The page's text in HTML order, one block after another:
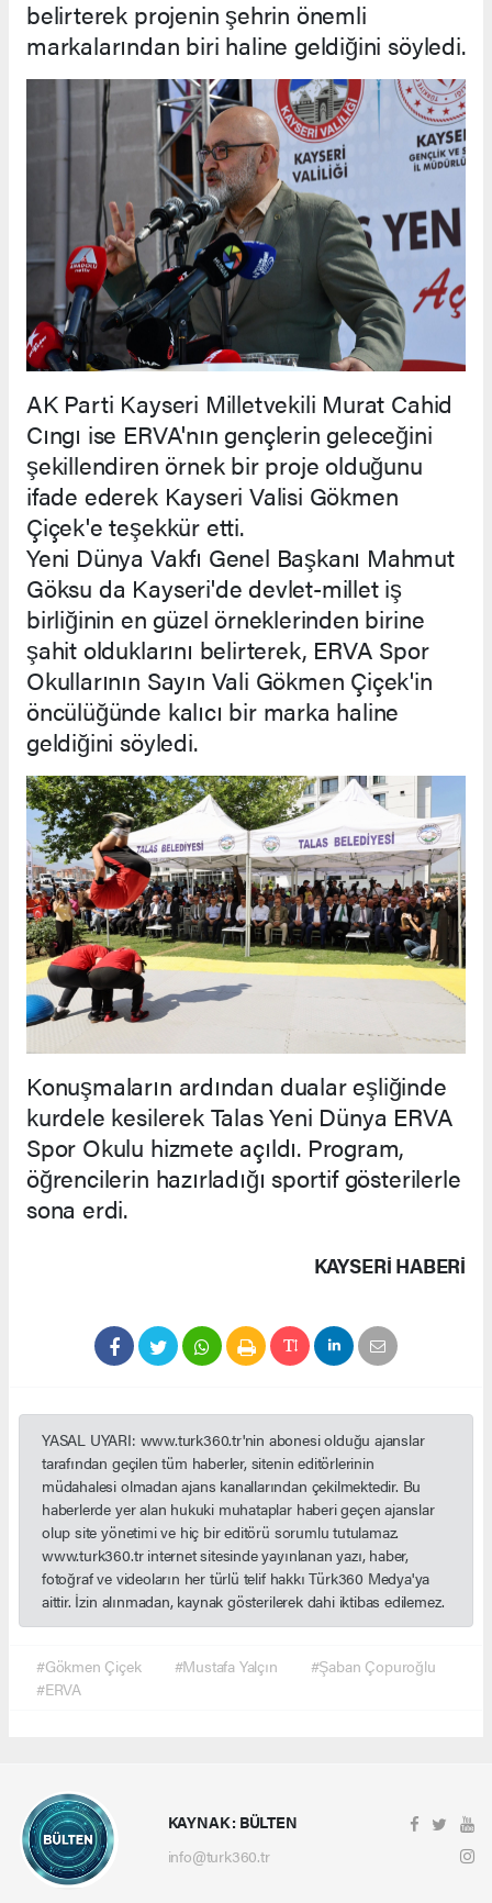
belirterek projenin şehrin önemli
markalarından biri haline geldiğini söyledi.
AK Parti Kayseri Milletvekili Murat Cahid
Cıngı ise ERVA'nın gençlerin geleceğini
şekillendiren örnek bir proje olduğunu
ifade ederek Kayseri Valisi Gökmen
Çiçek'e teşekkür etti.
Yeni Dünya Vakfı Genel Başkanı Mahmut
Göksu da Kayseri'de devlet-millet iş
birliğinin en güzel örneklerinden birine
şahit olduklarını belirterek, ERVA Spor
Okullarının Sayın Vali Gökmen Çiçek'in
öncülüğünde kalıcı bir marka haline
geldiğini söyledi.
Konuşmaların ardından dualar eşliğinde
kurdele kesilerek Talas Yeni Dünya ERVA
Spor Okulu hizmete açıldı. Program,
öğrencilerin hazırladığı sportif gösterilerle
sona erdi.
KAYSERI HABERİ
YASAL UYARI: www.turk360.tr'nin abonesi olduğu ajanslar
tarafından geçilen tüm haberler, sitenin editörlerinin
müdahalesi olmadan ajans kanallarından çekilmektedir. Bu
haberlerde yer alan hukuki muhataplar haberi geçen ajanslar
olup site yönetimi ve hiç bir editörü sorumlu tutulamaz.
www.turk360.tr internet sitesinde yayınlanan yazı, haber,
fotoğraf ve videoların her türlü telif hakkı Türk360 Medya'ya
aittir. İzin alınmadan, kaynak gösterilerek dahi iktibas edilemez.
#Gökmen Çiçek #Mustafa Yalçın
#Şaban Çopuroğlu
#ERVA
KAYNAK : BÜLTEN
info@turk360.tr